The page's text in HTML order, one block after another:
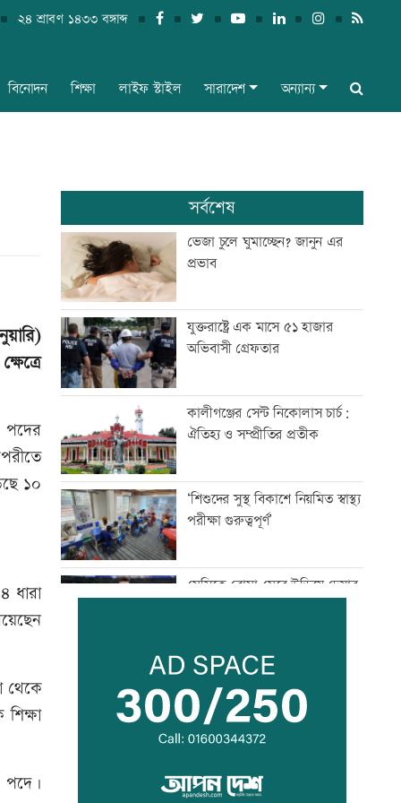
২৪ শ্রাবণ ১৪৩৩ বঙ্গাব্দ
বিনোদন শিক্ষা লাইফ স্টাইল সারাদেশ অন্যান্য
পদের
১০
ধারা
থেকে
পদে।
সর্বশেষ
ভেজা চুলে ঘুমাচ্ছেন? জানুন এর
প্রভাব
যুক্তরাষ্ট্রে এক মাসে ৫১ হাজার
অভিবাসী গ্রেফতার
কালীগঞ্জের সেন্ট নিকোলাস চার্চ:
ঐতিহ্য ও সম্প্রীতির প্রতীক
‘শিশুদের সুস্থ বিকাশে নিয়মিত স্বাস্থ্য
পরীক্ষা গুরুত্বপূর্ণ’
মেসিকে বোমা মেরে উড়িয়ে দেয়ার
ব্যাংক এশিয়াতে নিয়োগ বিজ্ঞপ্তি
তৎপরতার দায় ভারত এড়াতে পারে